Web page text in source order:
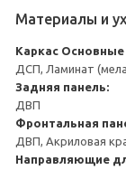
Материалы и
Каркас Основные
ДСП, Ламинат
Задняя панель:
ДВП
Фронтальная
ДВП, Акриловая
Направляющие